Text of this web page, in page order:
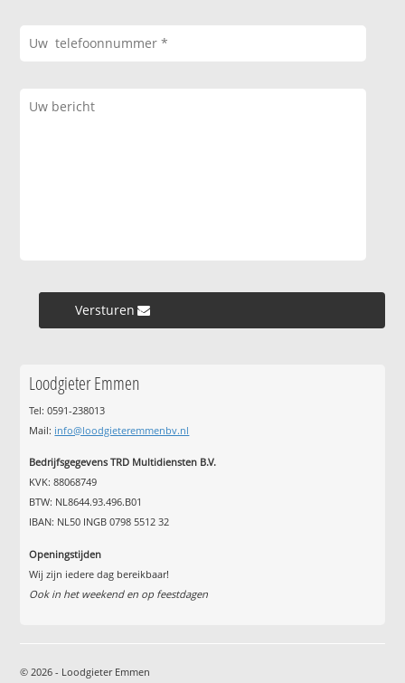
Versturen »
Loodgieter Emmen
Tel: 0591-238013
Mail: info@loodgieteremmenbv.nl
Bedrijfsgegevens TRD Multidiensten B.V.
KVK: 88068749
BTW: NL8644.93.496.B01
IBAN: NL50 INGB 0798 5512 32
Openingstijden
Wij zijn iedere dag bereikbaar!
Ook in het weekend en op feestdagen
© 2026 - Loodgieter Emmen